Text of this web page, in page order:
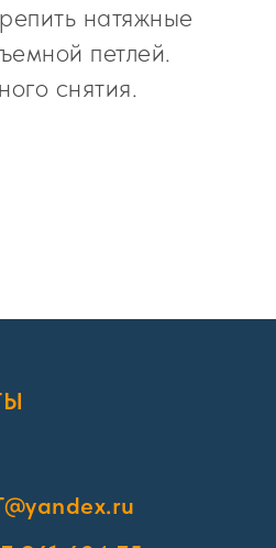
натяжные
петлей.
снятия.